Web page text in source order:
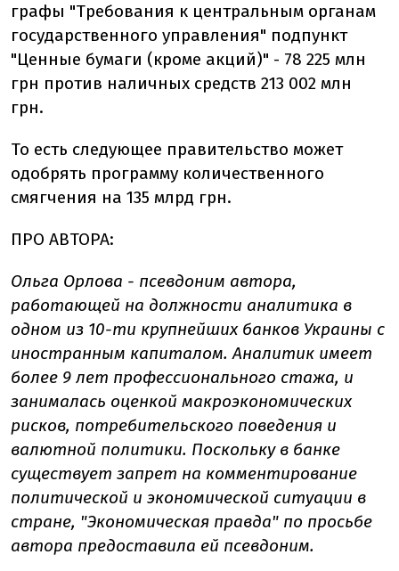
графы "Требования к центральным органам
государственного управления" подпункт
"Ценные бумаги (кроме акций)" - 78 225 млн
грн против наличных средств 213 002 млн
грн.
То есть следующее правительство может
одобрять программу количественного
смягчения на 135 млрд грн.
ПРО АВТОРА:
Ольга Орлова - псевдоним автора,
работающей на должности аналитика в
одном из 10-ти крупнейших банков Украины с
иностранным капиталом. Аналитик имеет
более 9 лет профессионального стажа, и
занималась оценкой макроэкономических
рисков, потребительского поведения и
валютной политики. Поскольку в банке
существует запрет на комментирование
политической и экономической ситуации в
стране, "Экономическая правда" по просьбе
автора предоставила ей псевдоним.